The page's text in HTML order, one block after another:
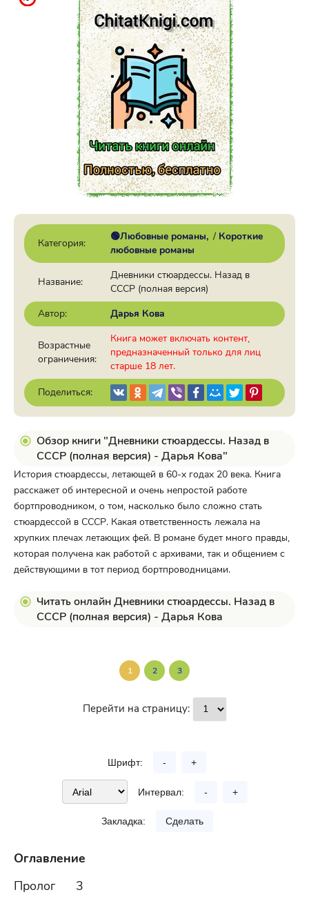
Категория:
🟢Любовные романы / Короткие
любовные романы
Название:
Дневники стюардессы. Назад в
СССР (полная версия)
Автор:
Дарья Кова
Возрастные
ограничения:
Книга может включать контент,
предназначенный только для лиц
старше 18 лет.
Поделиться:
Обзор книги "Дневники стюардессы. Назад в
СССР (полная версия) - Дарья Кова"
История стюардессы, летающей в 60-х годах 20 века. Книга
расскажет об интересной и очень непростой работе
бортпроводником, о том, насколько было сложно стать
стюардессой в СССР. Какая ответственность лежала на
хрупких плечах летающих фей. В романе будет много правды,
которая получена как работой с архивами, так и общением с
действующими в тот период бортпроводницами.
Читать онлайн Дневники стюардессы. Назад в
СССР (полная версия) - Дарья Кова
1 2 3
Перейти на страницу:
Шрифт: - +
Интервал: - +
Закладка: Сделать
Оглавление
Пролог 3